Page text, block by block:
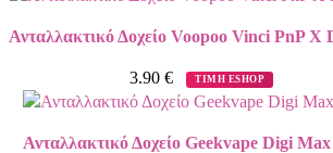
Ανταλλακτικό Δοχείο Voopoo Vinci PnP X
3.90 € ΤΙΜΗ ESHOP
Ανταλλακτικό Δοχείο Geekvape Digi